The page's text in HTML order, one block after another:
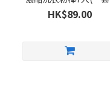
包)
HK$89.00